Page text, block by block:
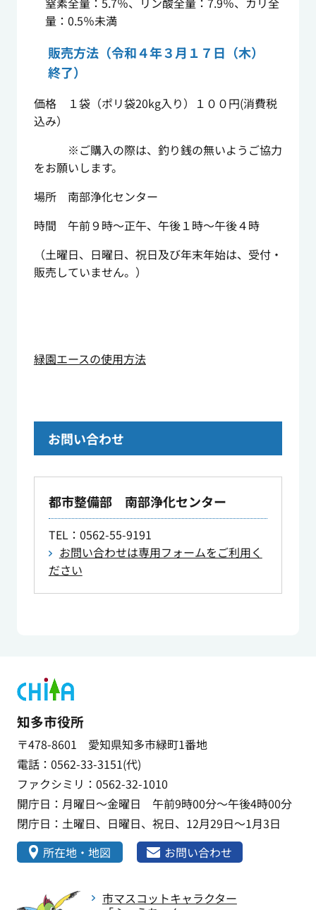
量：0.5％未満
販売方法（令和４年３月１７日（木）
終了）
価格 １袋（ポリ袋20kg入り）１００円(消費税
込み）
※ご購入の際は、釣り銭の無いようご協力
をお願いします。
場所 南部浄化センター
時間 午前９時～正午、午後１時～午後４時
（土曜日、日曜日、祝日及び年末年始は、受付・
販売していません。）
緑園エースの使用方法
お問い合わせ
都市整備部 南部浄化センター
TEL：0562-55-9191
お問い合わせは専用フォームをご利用く
ださい
知多市役所
〒478-8601 愛知県知多市緑町1番地
電話：0562-33-3151(代)
ファクシミリ：0562-32-1010
開庁日：月曜日～金曜日 午前9時00分～午後4時00分
閉庁日：土曜日、日曜日、祝日、12月29日～1月3日
所在地・地図
お問い合わせ
市マスコットキャラクター